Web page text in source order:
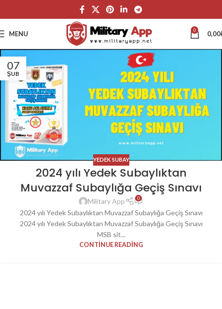
MENU 0 0,00
07
ŞUB
YEDEK SUBAY
2024 yılı Yedek Subaylıktan
Muvazzaf Subaylığa Geçiş Sınavı
Military App 0
2024 yılı Yedek Subaylıktan Muvazzaf Subaylığa Geçiş Sınavı
2024 yılı Yedek Subaylıktan Muvazzaf Subaylığa Geçiş Sınavı
MSB sit...
CONTINUE READING